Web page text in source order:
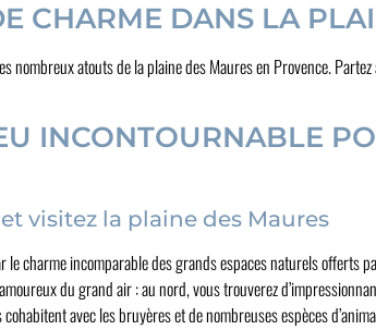
CHARME DANS LA
nombreux atouts de la plaine des Maures en Provence.
INCONTOURNABLE
visitez la plaine des Maures
charme incomparable des grands espaces naturels offerts
du grand air : au nord, vous trouverez
avec les bruyères et de nombreuses espèces